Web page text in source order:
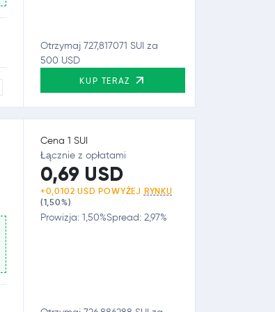
Otrzymaj 727,817071 SUI za
500 USD
KUP TERAZ
Cena 1 SUI
Łącznie z opłatami
0,69 USD
+0,0102 USD POWYŻEJ RYNKU
(1,50%)
Prowizja: 1,50%Spread: 2,97%